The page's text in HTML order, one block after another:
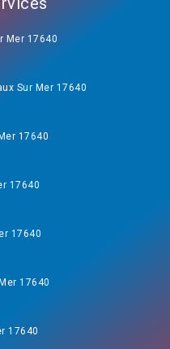
Mer 17640
Sur Mer 17640
17640
17640
17640
17640
17640